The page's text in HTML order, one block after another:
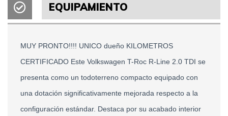
EQUIPAMIENTO
MUY PRONTO!!!! UNICO dueño KILOMETROS
CERTIFICADO Este Volkswagen T-Roc R-Line 2.0 TDI se
presenta como un todoterreno compacto equipado con
una dotación significativamente mejorada respecto a la
configuración estándar. Destaca por su acabado interior